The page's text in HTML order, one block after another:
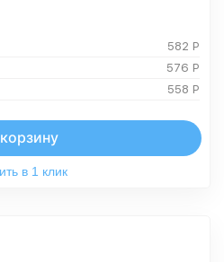
582 Р
576 Р
558 Р
в 1 клик